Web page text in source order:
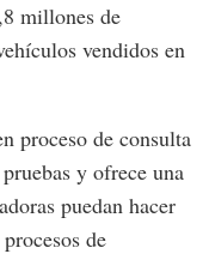
millones de
vendidos en
proceso de consulta
y ofrece una
puedan hacer
de